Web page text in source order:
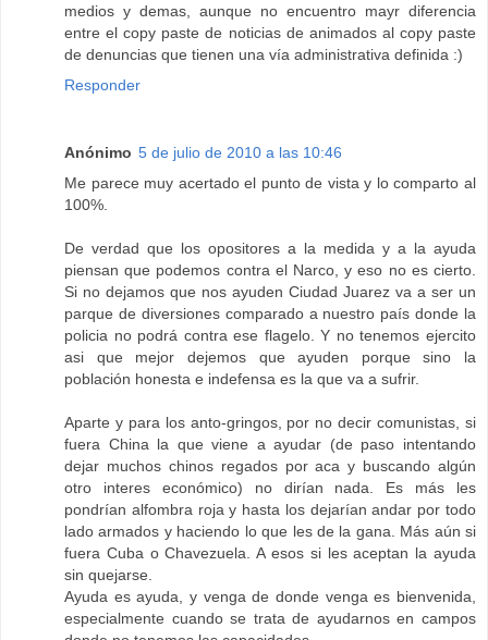
medios y demas, aunque no encuentro mayr diferencia
entre el copy paste de noticias de animados al copy paste
de denuncias que tienen una vía administrativa definida :)
Responder
Anónimo 5 de julio de 2010 a las 10:46
Me parece muy acertado el punto de vista y lo comparto al
100%.
De verdad que los opositores a la medida y a la ayuda
piensan que podemos contra el Narco, y eso no es cierto.
Si no dejamos que nos ayuden Ciudad Juarez va a ser un
parque de diversiones comparado a nuestro país donde la
policia no podrá contra ese flagelo. Y no tenemos ejercito
asi que mejor dejemos que ayuden porque sino la
población honesta e indefensa es la que va a sufrir.
Aparte y para los anto-gringos, por no decir comunistas, si
fuera China la que viene a ayudar (de paso intentando
dejar muchos chinos regados por aca y buscando algún
otro interes económico) no dirían nada. Es más les
pondrían alfombra roja y hasta los dejarían andar por todo
lado armados y haciendo lo que les de la gana. Más aún si
fuera Cuba o Chavezuela. A esos si les aceptan la ayuda
sin quejarse.
Ayuda es ayuda, y venga de donde venga es bienvenida,
especialmente cuando se trata de ayudarnos en campos